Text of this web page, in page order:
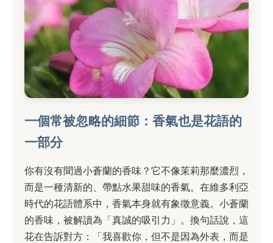
一個常被忽略的細節：香氣也是花語的
一部分
你有沒有聞過小蒼蘭的香味？它不像茉莉那麼濃烈，
而是一種清新的、帶點水果甜味的香氣。在維多利亞
時代的花語體系中，香氣本身就有象徵意義。小蒼蘭
的香味，被解讀為「真誠的吸引力」。換句話說，這
花在告訴對方：「我喜歡你，但不是因為外表，而是